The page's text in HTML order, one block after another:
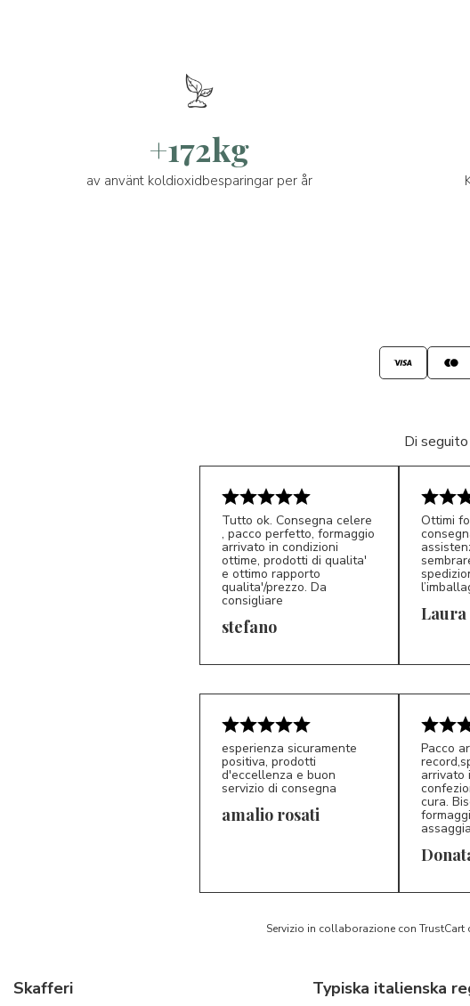
+172kg
av använt koldioxidbesparingar per år
Di
S*
Tutto ok. Consegna celere
, pacco perfetto, formaggio
arrivato in condizioni
ottime, prodotti di qualita'
e ottimo rapporto
qualita'/prezzo. Da
consigliare
stefano LP
Ottimi
Laura
esperienza sicuramente
positiva, prodotti
d'eccellenza e buon
servizio di consegna
amalio rosati
D*
Pacco
arrivato
cura.
Servizio in collaborazione con
Skafferi